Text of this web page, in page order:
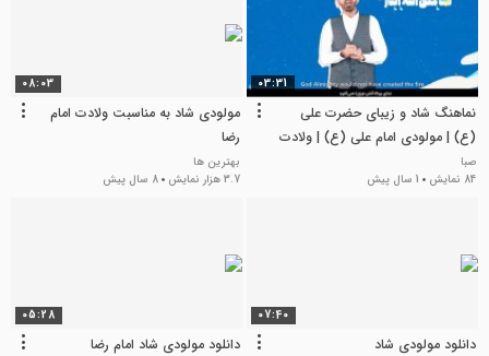
03:31
نماهنگ شاد و زیبای حضرت علی
(ع) | مولودی امام علی (ع) | ولادت
حضرت علی (ع)
صبا
84 نمایش
1 سال پیش
08:03
مولودی شاد به مناسبت ولادت امام
رضا
بهترین ها
3.7 هزار نمایش
8 سال پیش
07:40
دانلود مولودی شاد
05:28
دانلود مولودی شاد امام رضا